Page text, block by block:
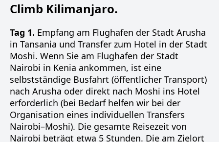
Climb Kilimanjaro.
Tag 1. Empfang am Flughafen der Stadt Arusha
in Tansania und Transfer zum Hotel in der Stadt
Moshi. Wenn Sie am Flughafen der Stadt
Nairobi in Kenia ankommen, ist eine
selbstständige Busfahrt (öffentlicher Transport)
nach Arusha oder direkt nach Moshi ins Hotel
erforderlich (bei Bedarf helfen wir bei der
Organisation eines individuellen Transfers
Nairobi–Moshi). Die gesamte Reisezeit von
Nairobi beträgt etwa 5 Stunden. Die am Zielort